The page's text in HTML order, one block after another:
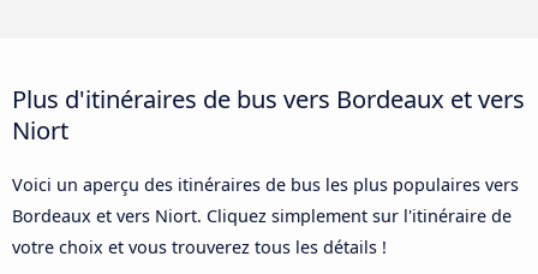
Plus d'itinéraires de bus vers Bordeaux et vers
Niort
Voici un aperçu des itinéraires de bus les plus populaires vers
Bordeaux et vers Niort. Cliquez simplement sur l'itinéraire de
votre choix et vous trouverez tous les détails !